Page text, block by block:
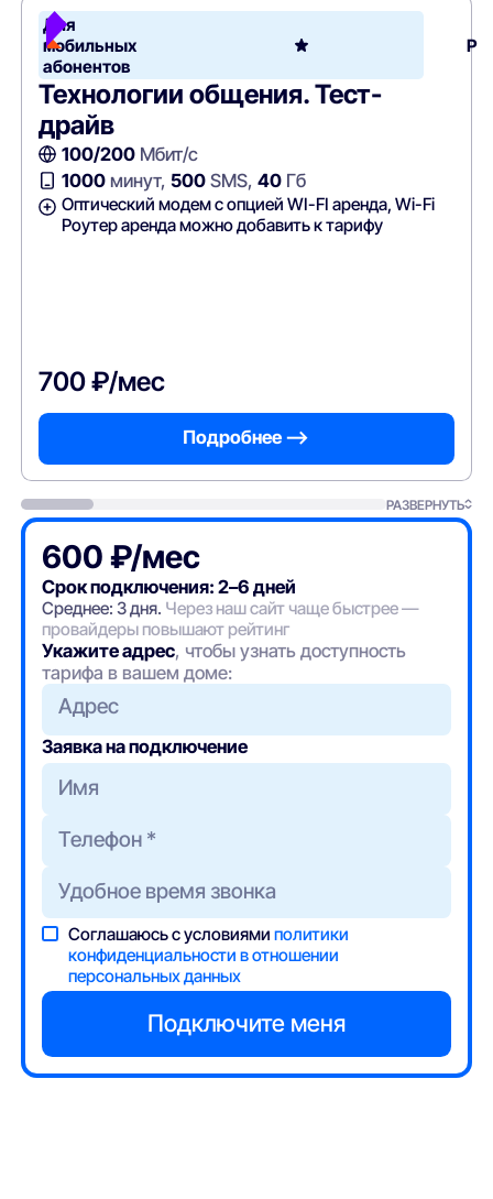
Для
мобильных
абонентов
Технологии общения. Тест-
драйв
100/200Мбит/с
1000минут, 500SMS, 40Гб
Оптический модем с опцией WI-FI аренда, Wi-Fi
Роутер аренда можно добавить к тарифу
700 ₽/мес
Подробнее —>
РАЗВЕРНУТЬ
600 ₽/мес
Срок подключения: 2–6 дней
Среднее: 3 дня. Через наш сайт чаще быстрее —
провайдеры повышают рейтинг
Укажите адрес, чтобы узнать доступность
тарифа в вашем доме:
Адрес
Заявка на подключение
Соглашаюсь с условиямиполитики
конфиденциальности в отношении
персональных данных